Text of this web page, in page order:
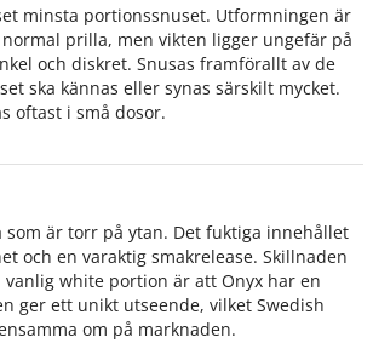
minsta portionssnuset. Utformningen är
prilla, men vikten ligger ungefär på
och diskret. Snusas framförallt av de
ska kännas eller synas särskilt mycket.
oftast i små dosor.
är torr på ytan. Det fuktiga innehållet
och en varaktig smakrelease. Skillnaden
vanlig white portion är att Onyx har en
ger ett unikt utseende, vilket Swedish
om på marknaden.